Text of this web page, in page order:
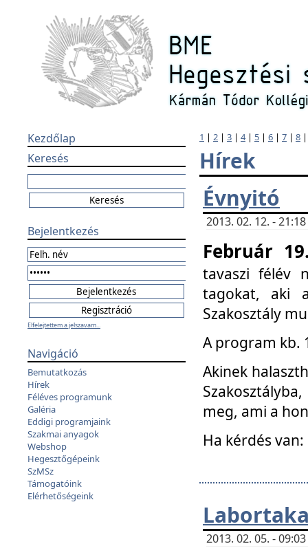
Kezdőlap
Keresés
Bejelentkezés
Elfelejtettem a jelszavam...
Navigáció
Bemutatkozás
Hírek
Féléves programunk
Galéria
Eddigi programjaink
Szakmai anyagok
Webshop
Hegesztőgépeink
SzMSz
Támogatóink
Elérhetőségeink
1 | 2 | 3 | 4| 5 | 6 | 7 | 8
Hírek
Évnyitó
2013. 02. 12. -
Február
tavaszi félév
tagokat, aki
Szakosztály
A program kb.
Akinek
meg, ami a
Ha kérdés
2013. 02. 05. -